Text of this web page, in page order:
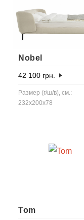
Nobel
42 100 грн.
Размер (г/ш/в), см.:
232x200x78
Tom